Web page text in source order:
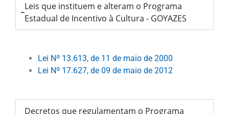
Leis que instituem e alteram o Programa
Estadual de Incentivo à Cultura - GOYAZES
Lei Nº 13.613, de 11 de maio de 2000
Lei Nº 17.627, de 09 de maio de 2012
Decretos que regulamentam o Programa